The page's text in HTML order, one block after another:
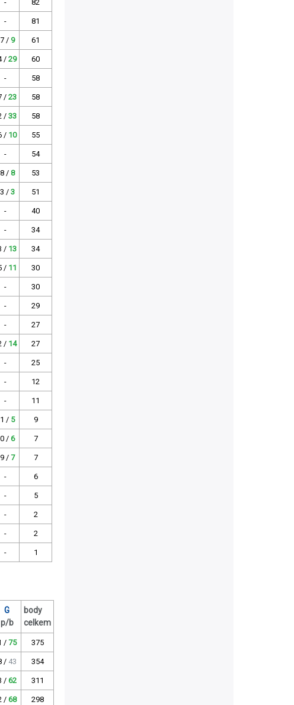
- 82
- 81
/9 61
/ 29 60
- 58
/ 23 58
/ 33 58
/ 10 55
- 54
/8 53
/3 51
- 40
- 34
/ 13 34
/ 11 30
- 30
- 29
- 27
/ 14 27
- 25
- 12
- 11
/ 5 9
/6 7
/7 7
- 6
- 5
- 2
- 2
- 1
G
p/b
body
celkem
/ 75 375
/ 43 354
/ 62 311
/ 68 298